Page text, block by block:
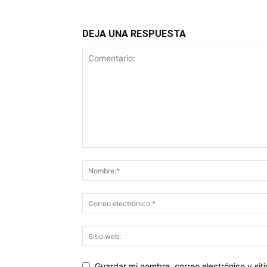
DEJA UNA RESPUESTA